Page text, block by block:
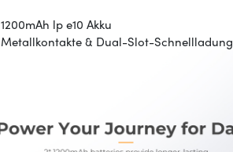
1200mAh lp e10 Akku
Metallkontakte & Dual-Slot-Schnellladung